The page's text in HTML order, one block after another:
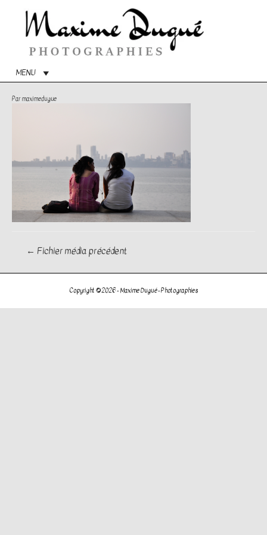
MENU
Parmaximedugue
Navigation
de
← Fichier média précédent
Copyright © 2026 -Maxime Dugué - Photographies